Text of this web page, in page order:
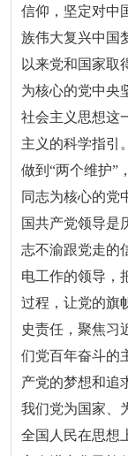
信仰，坚定对中
族伟大复兴中国
以来党和国家取
为核心的党中央
社会主义思想这
主义的科学指引
做到“两个维护”
同志为核心的党
国共产党领导是
志不渝跟党走的
电工作的领导，
过程，让党的旗
史责任，聚焦习
们党百年奋斗的
产党的梦想和追
我们党为国家、
全国人民在思想